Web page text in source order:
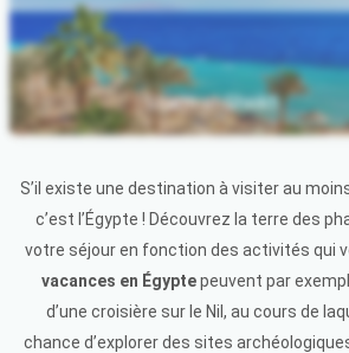
Sharm el-Sheikh
S’il existe une destination à visiter au
c’est l’Égypte ! Découvrez la terre des
votre séjour en fonction des activités qui
vacances en Égyptepeuvent par
d’une croisière sur le Nil, au cours de
chance d’explorer des sites